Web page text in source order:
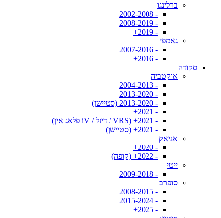
ברלינגו
- 2002-2008
- 2008-2019
- 2019+
גאמפי
- 2007-2016
- 2016+
סקודה
אוקטביה
- 2004-2013
- 2013-2020
- 2013-2020 (סטיישן)
- 2021+
- 2021+ (VRS / דיזל / iV פלאג אין)
- 2021+ (סטיישן)
אניאק
- 2020+
- 2022+ (קופה)
ייטי
- 2009-2018
סופרב
- 2008-2015
- 2015-2024
- 2025+